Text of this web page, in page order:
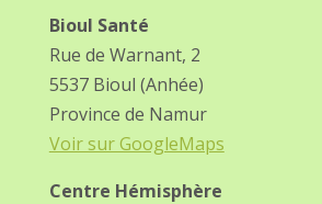
Bioul Santé
Rue de Warnant, 2
5537 Bioul (Anhée)
Province de Namur
Voir sur GoogleMaps
Centre Hémisphère